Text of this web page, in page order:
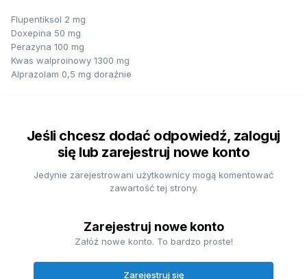
Flupentiksol 2 mg
Doxepina 50 mg
Perazyna 100 mg
Kwas walproinowy 1300 mg
Alprazolam 0,5 mg doraźnie
Jeśli chcesz dodać odpowiedź, zaloguj
się lub zarejestruj nowe konto
Jedynie zarejestrowani użytkownicy mogą komentować
zawartość tej strony.
Zarejestruj nowe konto
Załóż nowe konto. To bardzo proste!
Zarejestruj się